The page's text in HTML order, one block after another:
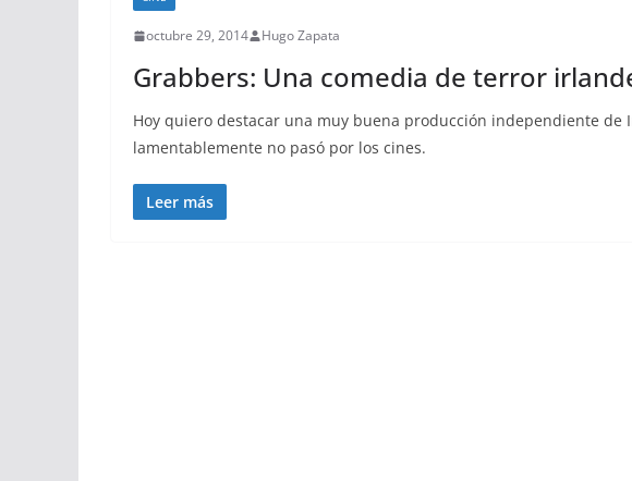
octubre 29, 2014 Hugo Zapata
Grabbers: Una comedia de terror
Hoy quiero destacar una muy buena producción independiente
lamentablemente no pasó por los cines.
Leer más